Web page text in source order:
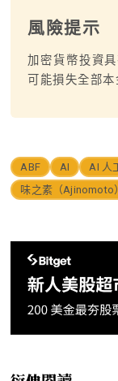
風險提示
加密貨幣投資
可能損失全部本
ABF AI AI 人
味之素（Ajinomoto）